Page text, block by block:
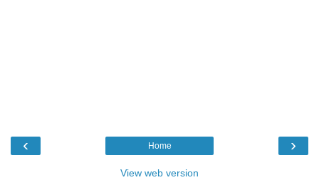
‹ ›
Home
View web version